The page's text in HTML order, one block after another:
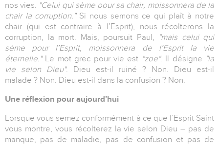
nos vies. "Celui qui sème pour sa chair, moissonnera de la
chair la corruption."Si nous semons ce qui plaît à notre
chair (qui est contraire à l’Esprit), nous récolterons la
corruption, la mort. Mais, poursuit Paul,
"mais celui qui
sème pour l’Esprit, moissonnera de l’Esprit la vie
éternelle."Le mot grec pour vie est "zoe". Il désigne "la
vie selon Dieu". Dieu est-il ruiné ? Non. Dieu est-il
malade ? Non. Dieu est-il dans la confusion ? Non.
Une réflexion pour aujourd’hui
Lorsque vous semez conformément à ce que l’Esprit Saint
vous montre, vous récolterez la vie selon Dieu – pas de
manque, pas de maladie, pas de confusion et pas de